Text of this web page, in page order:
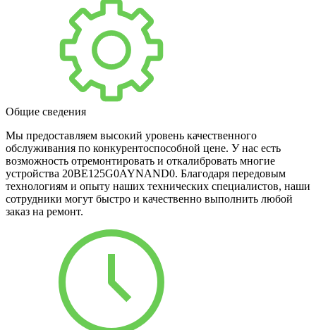
Общие сведения
Мы предоставляем высокий уровень качественного
обслуживания по конкурентоспособной цене. У нас есть
возможность отремонтировать и откалибровать многие
устройства 20BE125G0AYNAND0. Благодаря передовым
технологиям и опыту наших технических специалистов, наши
сотрудники могут быстро и качественно выполнить любой
заказ на ремонт.